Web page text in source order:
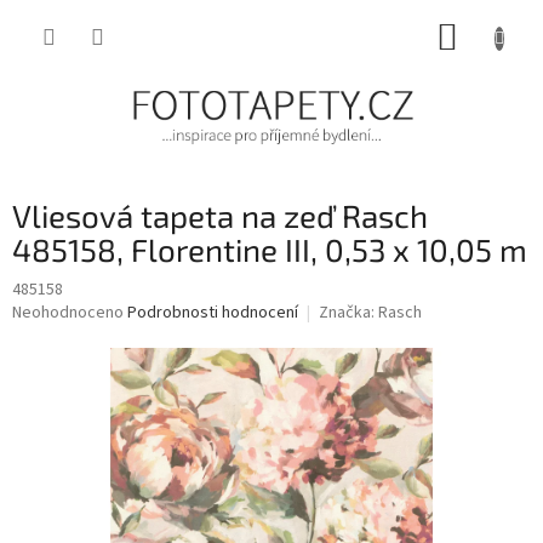
Vliesová tapeta na zeď Rasch
485158, Florentine III, 0,53 x 10,05 m
485158
Průměrné
Neohodnoceno Podrobnosti hodnocení Značka: Rasch